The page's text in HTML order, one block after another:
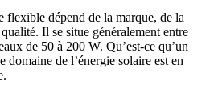
flexible dépend de la marque, de la
Il se situe généralement entre
de 50 à 200 W. Qu’est-ce qu’un
de l’énergie solaire est en